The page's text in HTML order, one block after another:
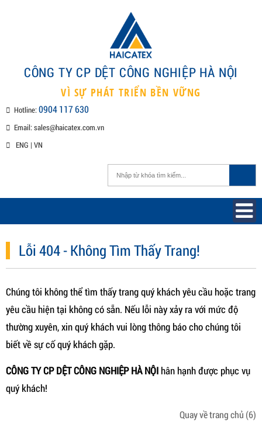
CÔNG TY CP DỆT CÔNG NGHIỆP
VÌ SỰ PHÁT TRIỂN BỀN VỮNG
Hotline: 0904 117 630
Email:sales@haicatex.com.vn
Lỗi 404 - Không Tìm Thấy Trang!
Chúng tôi không thể tìm thấy trang quý khách yêu cầu hoặc trang
yêu cầu hiện tại không có sẵn. Nếu lỗi này xảy ra với mức độ
thường xuyên, xin quý khách vui lòng thông báo cho chúng tôi
biết về sự cố quý khách gặp.
CÔNG TY CP DỆT CÔNG NGHIỆP HÀ NỘI hân hạnh được phục vụ
quý khách!
Quay về trang chủ (6)